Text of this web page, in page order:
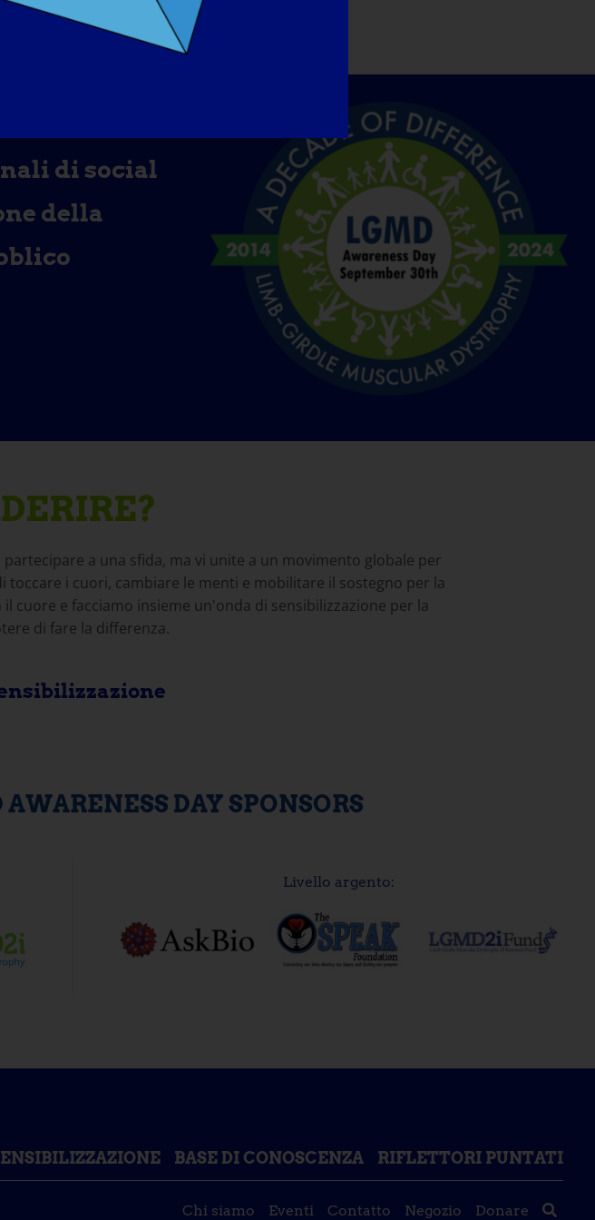
di social
della
a una sfida, ma vi unite a un movimento globale per
toccare i cuori, cambiare le menti e mobilitare il sostegno per la
cuore e facciamo insieme un'onda di sensibilizzazione per la
di fare la differenza.
DAY SPONSORS
Livello argento:
BASE DI CONOSCENZA RIFLETTORI PUNTATI
Chi siamo Eventi Contatto Negozio Donare